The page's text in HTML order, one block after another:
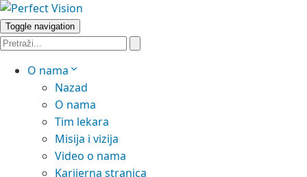
Toggle navigation
O nama
Nazad
O nama
Tim lekara
Misija i vizija
Video o nama
Karijerna stranica